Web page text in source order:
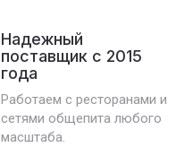
Надежный
поставщик с 2015
года
Работаем с ресторанами и
сетями общепита любого
масштаба.